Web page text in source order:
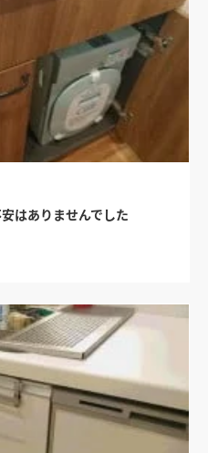
はありませんでした